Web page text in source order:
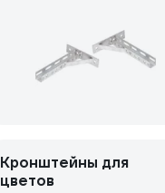
Кронштейны для
цветов